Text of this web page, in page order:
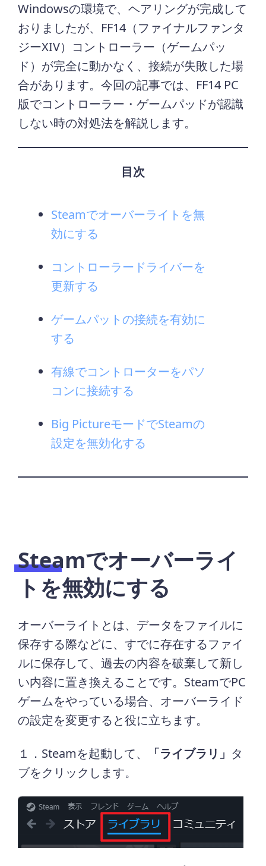
Windowsの環境で、ヘアリングが完成して
おりましたが、FF14（ファイナルファンタ
ジーXIV）コントローラー（ゲームパッ
ド）が完全に動かなく、接続が失敗した場
合があります。今回の記事では、FF14 PC
版でコントローラー・ゲームパッドが認識
しない時の対処法を解説します。
目次
Steamでオーバーライトを無
効にする
コントローラードライバーを
更新する
ゲームパットの接続を有効に
する
有線でコントローターをパソ
コンに接続する
Big PictureモードでSteamの
設定を無効化する
Steamでオーバーライ
トを無効にする
オーバーライトとは、データをファイルに
保存する際などに、すでに存在するファイ
ルに保存して、過去の内容を破棄して新し
い内容に置き換えることです。SteamでPC
ゲームをやっている場合、オーバーライド
の設定を変更すると役に立ちます。
１．Steamを起動して、 「ライブラリ」 タ
ブをクリックします。